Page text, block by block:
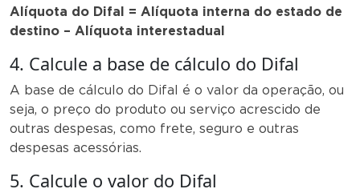
Alíquota do Difal = Alíquota interna do estado de
destino – Alíquota interestadual
4. Calcule a base de cálculo do Difal
A base de cálculo do Difal é o valor da operação, ou
seja, o preço do produto ou serviço acrescido de
outras despesas, como frete, seguro e outras
despesas acessórias.
5. Calcule o valor do Difal